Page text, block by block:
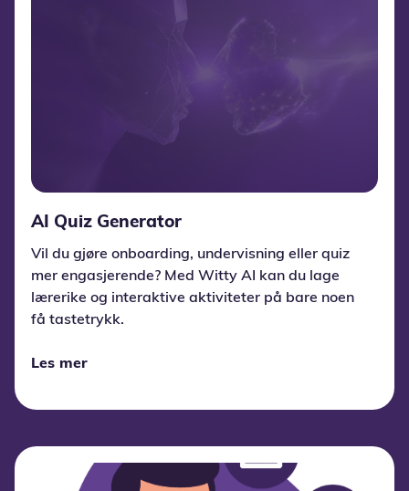
AI Quiz Generator
Vil du gjøre onboarding, undervisning eller quiz
mer engasjerende? Med Witty AI kan du lage
lærerike og interaktive aktiviteter på bare noen
få tastetrykk.
Les mer